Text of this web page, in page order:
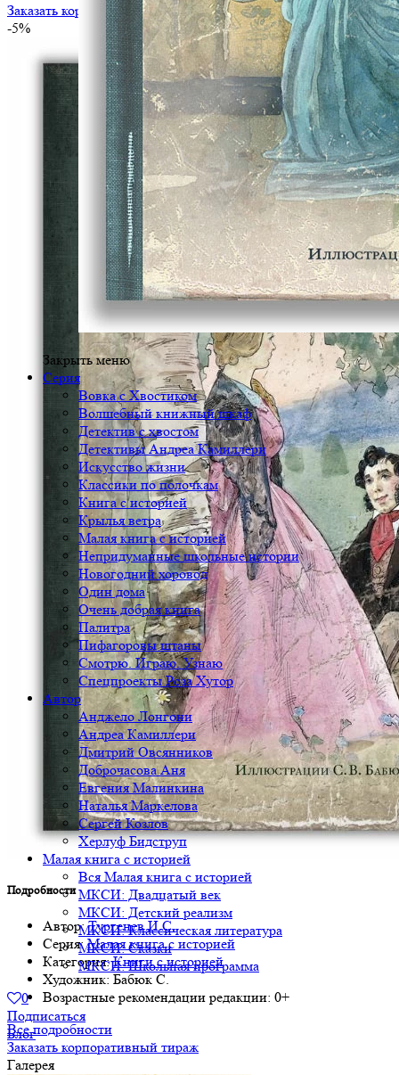
Закрыть меню
Серия
Вовка с Хвостиком
Волшебный книжный шкаф
Детектив с хвостом
Детективы Андреа Камиллери
Искусство жизни
Классики по полочкам
Книга с историей
Крылья ветра
Малая книга с историей
Непридуманные школьные истории
Новогодний хоровод
Один дома
Очень добрая книга
Палитра
Пифагоровы штаны
Смотрю. Играю. Узнаю
Спецпроекты Роза Хутор
Автор
Анджело Лонгони
Андреа Камиллери
Дмитрий Овсянников
Доброчасова Аня
Евгения Малинкина
Наталья Маркелова
Сергей Козлов
Херлуф Бидструп
Малая книга с историей
Вся Малая книга с историей
МКСИ: Двадцатый век
МКСИ: Детский реализм
МКСИ: Классическая литература
МКСИ: Сказки
МКСИ: Школьная программа
0
Подписаться
Блог
Заказать корпоративный тираж
-5%
Подробности
Автор: Тургенев И.С.
Серия: Малая книга с историей
Категория: Книги с историей
Художник: Бабюк С.
Возрастные рекомендации редакции: 0+
Все подробности
Заказать корпоративный тираж
Галерея